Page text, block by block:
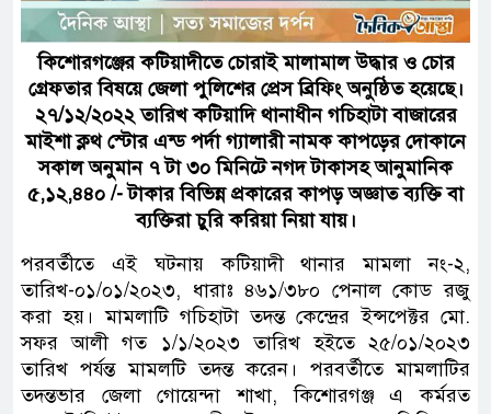
কিশোরগঞ্জের কটিয়াদীতে চোরাই মালামাল উদ্ধার ও চোর
গ্রেফতার বিষয়ে জেলা পুলিশের প্রেস ব্রিফিং অনুষ্ঠিত হয়েছে।
২৭/১২/২০২২ তারিখ কটিয়াদি থানাধীন গচিহাটা বাজারের
মাইশা ক্লথ স্টোর এন্ড পর্দা গ্যালারী নামক কাপড়ের দোকানে
সকাল অনুমান ৭ টা ৩০ মিনিটে নগদ টাকাসহ আনুমানিক
৫,১২,৪৪০ /- টাকার বিভিন্ন প্রকারের কাপড় অজ্ঞাত ব্যক্তি বা
ব্যক্তিরা চুরি করিয়া নিয়া যায়।
পরবর্তীতে এই ঘটনায় কটিয়াদী থানার মামলা নং-২,
তারিখ-০১/০১/২০২৩, ধারাঃ ৪৬১/৩৮০ পেনাল কোড রজু
করা হয়। মামলাটি গচিহাটা তদন্ত কেন্দ্রের ইন্সপেক্টর মো.
সফর আলী গত ১/১/২০২৩ তারিখ হইতে ২৫/০১/২০২৩
তারিখ পর্যন্ত মামলটি তদন্ত করেন। পরবর্তীতে মামলাটির
তদন্তভার জেলা গোয়েন্দা শাখা, কিশোরগঞ্জ এ কর্মরত